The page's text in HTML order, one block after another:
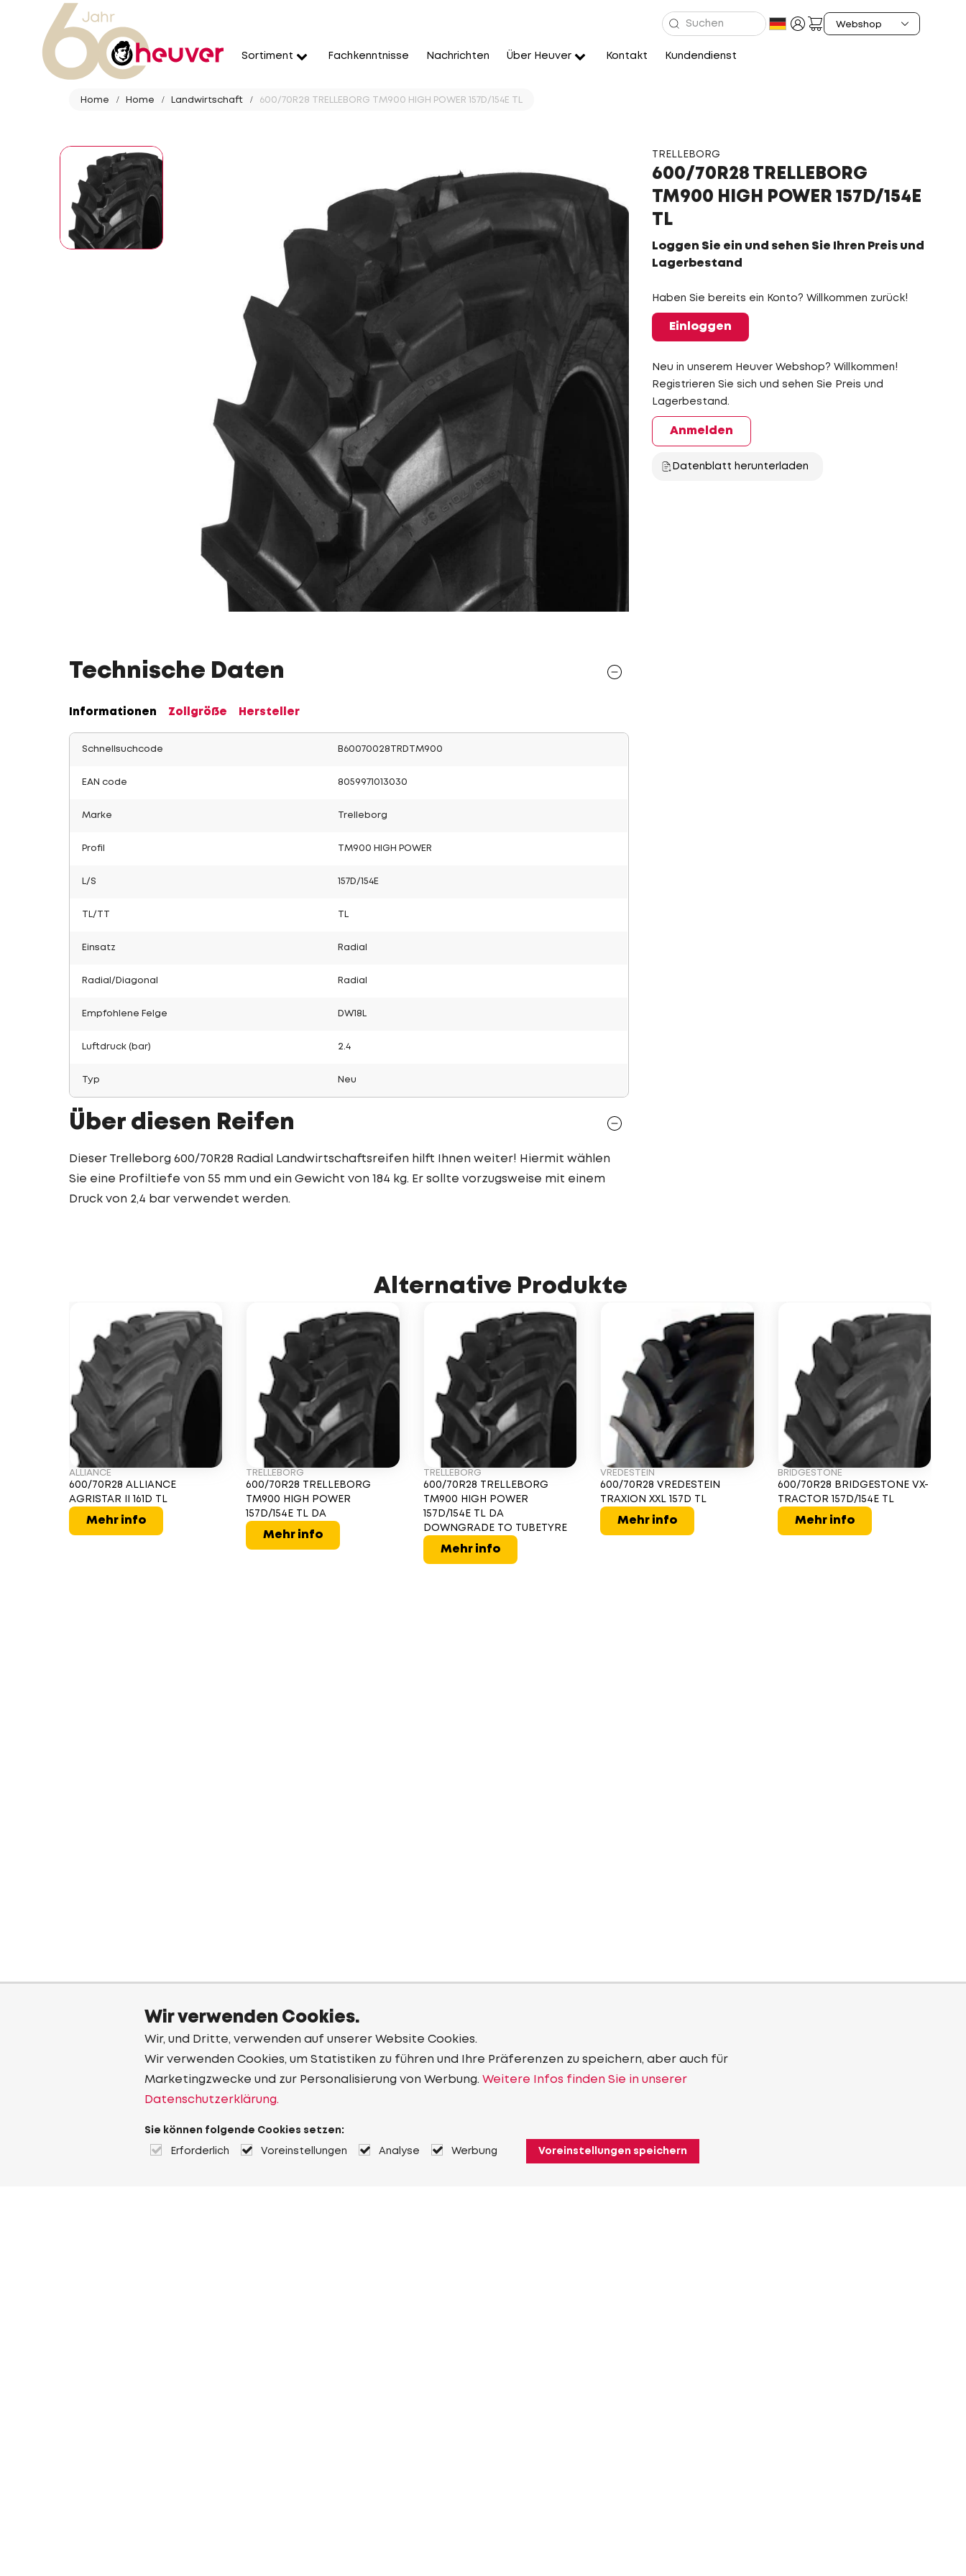
Sortiment Fachkenntnisse Nachrichten Über Heuver Kontakt Kundendienst
Home Home Landwirtschaft 600/70R28 TRELLEBORG TM900 HIGH POWER 157D/154E TL
TRELLEBORG
600/70R28 TRELLEBORG
TM900 HIGH POWER 157D/154E
TL
Loggen Sie ein und sehen Sie Ihren Preis und
Lagerbestand
Haben Sie bereits ein Konto? Willkommen zurück!
Einloggen
Neu in unserem Heuver Webshop? Willkommen!
Registrieren Sie sich und sehen Sie Preis und
Lagerbestand.
Anmelden
Datenblatt herunterladen
Technische Daten
Informationen Zollgröße Hersteller
Schnellsuchcode B60070028TRDTM900
EAN code 8059971013030
Marke Trelleborg
Profil TM900 HIGH POWER
L/S 157D/154E
TL/TT
Einsatz Radial
Radial/Diagonal Radial
Empfohlene Felge DW18L
Luftdruck (bar) 2.4
Typ Neu
Über diesen Reifen
Dieser Trelleborg 600/70R28 Radial Landwirtschaftsreifen hilft Ihnen weiter! Hiermit wählen
Sie eine Profiltiefe von 55 mm und ein Gewicht von 184 kg. Er sollte vorzugsweise mit einem
Druck von 2,4 bar verwendet werden.
Alternative Produkte
ALLIANCE
600/70R28 ALLIANCE
AGRISTAR II 161D TL
Mehr info
TRELLEBORG
600/70R28 TRELLEBORG
TM900 HIGH POWER
157D/154E TL DA
Mehr info
TRELLEBORG
600/70R28 TRELLEBORG
TM900 HIGH POWER
157D/154E TL DA
DOWNGRADE TO TUBETYRE
Mehr info
VREDESTEIN
600/70R28 VREDESTEIN
TRAXION XXL 157D TL
Mehr info
BRIDGESTONE
600/70R28 BRIDGESTONE VX-
TRACTOR 157D/154E TL
Mehr info
Wir verwenden Cookies.
Wir, und Dritte, verwenden auf unserer Website Cookies.
Wir verwenden Cookies, um Statistiken zu führen und Ihre Präferenzen zu speichern, aber auch für
Marketingzwecke und zur Personalisierung von Werbung. Weitere Infos finden Sie in unserer
Datenschutzerklärung.
Sie können folgende Cookies setzen:
Erforderlich Voreinstellungen Analyse Werbung Voreinstellungen speichern